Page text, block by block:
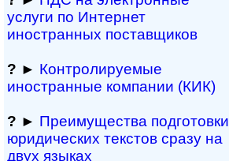
услуги по Интернет
иностранных поставщиков
? ► Контролируемые
иностранные компании (КИК)
? ► Преимущества под­гото­вки
юри­ди­чес­ких тек­с­тов сразу на
двух языках